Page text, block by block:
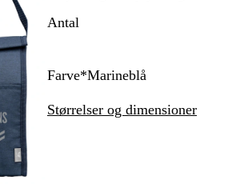
Antal
Farve*Marineblå
a
rStørrelser og dimensioner